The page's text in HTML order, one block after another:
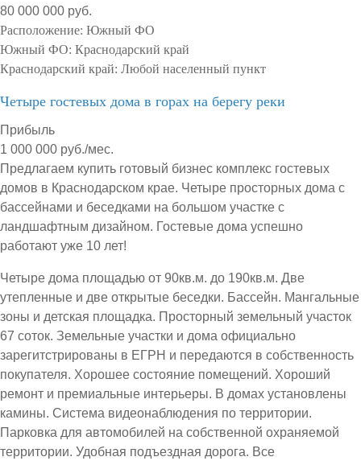
80 000 000 руб.
Расположение: Южный ФО
Южный ФО: Краснодарский край
Краснодарский край: Любой населенный пункт
Четыре гостевых дома в горах на берегу реки
Прибыль
1 000 000 руб./мес.
Предлагаем купить готовый бизнес комплекс гостевых
домов в Краснодарском крае. Четыре просторных дома с
бассейнами и беседками на большом участке с
ландшафтным дизайном. Гостевые дома успешно
работают уже 10 лет!
Четыре дома площадью от 90кв.м. до 190кв.м. Две
утепленные и две открытые беседки. Бассейн. Мангальные
зоны и детская площадка. Просторный земельный участок
67 соток. Земельные участки и дома официально
зарегитстрированы в ЕГРН и передаются в собственность
покупателя. Хорошее состояние помещений. Хороший
ремонт и премиальные интерьеры. В домах установлены
камины. Система видеонаблюдения по территории.
Парковка для автомобилей на собственной охраняемой
территории. Удобная подъездная дорога. Все